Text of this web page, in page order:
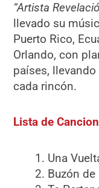
“Artista
llevado su
Puerto Rico,
Orlando, con
países,
cada rincón.
Lista de
Una
Buzón de